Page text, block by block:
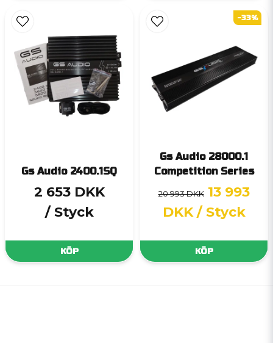
Gs Audio 2400.1SQ
2 653 DKK
/ Styck
KÖP
Gs Audio 28000.1
Competition Series
20 993 DKK 13 993
DKK / Styck
KÖP
-33%